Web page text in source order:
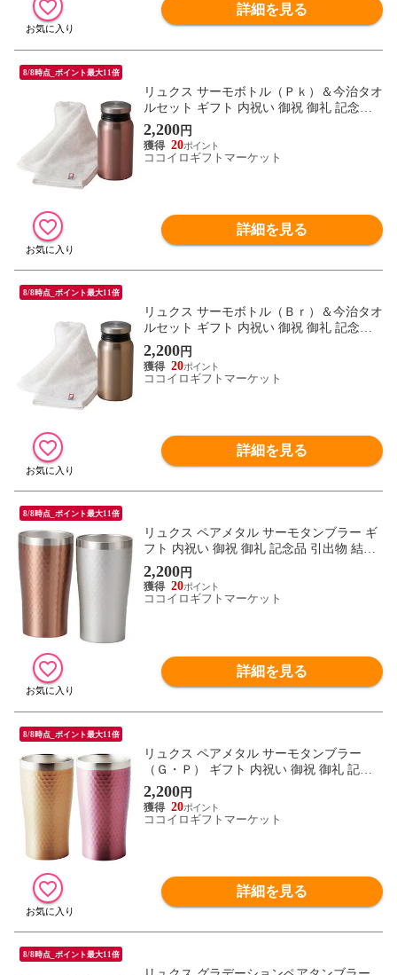
詳細を見る
8/8時点_ポイント最大11倍
リュクス サーモボトル（Ｐｋ）＆今治タオ
ルセット ギフト 内祝い 御祝 御礼 記念品
引出物 結婚式 プレゼント 出産内祝い 結婚
お祝い
2,200円
20
ココイロギフトマーケット
詳細を見る
8/8時点_ポイント最大11倍
リュクス サーモボトル（Ｂｒ）＆今治タオ
ルセット ギフト 内祝い 御祝 御礼 記念品
引出物 結婚式 プレゼント 出産内祝い 結婚
お祝い
2,200円
20
ココイロギフトマーケット
詳細を見る
8/8時点_ポイント最大11倍
リュクス ペアメタル サーモタンブラー ギ
フト 内祝い 御祝 御礼 記念品 引出物 結婚
式 プレゼント 出産内祝い 結婚お祝い
2,200円
20
ココイロギフトマーケット
詳細を見る
8/8時点_ポイント最大11倍
リュクス ペアメタル サーモタンブラー
（Ｇ・Ｐ） ギフト 内祝い 御祝 御礼 記念
品 引出物 結婚式 プレゼント 出産内祝い
結婚お祝い
2,200円
20
ココイロギフトマーケット
詳細を見る
8/8時点_ポイント最大11倍